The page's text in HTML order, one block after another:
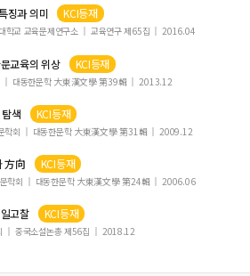
징과 의미 KCI등재
학교 교육문제연구소 교육연구 제65집 2016.04
교육의 위상 KCI등재
대동한문학 大東漢文學 第39輯 2013.12
색 KCI등재
학회 대동한문학 大東漢文學 第31輯 2009.12
方向 KCI등재
학회 대동한문학 大東漢文學 第24輯 2006.06
고찰 KCI등재
중국소설논총 제56집 2018.12